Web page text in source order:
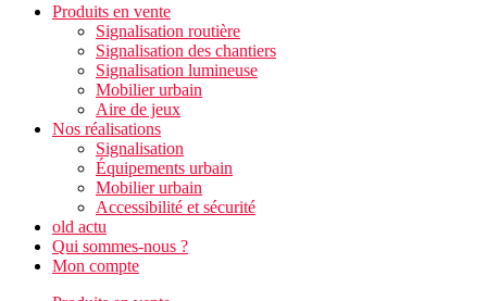
Produits en vente
Signalisation routière
Signalisation des chantiers
Signalisation lumineuse
Mobilier urbain
Aire de jeux
Nos réalisations
Signalisation
Équipements urbain
Mobilier urbain
Accessibilité et sécurité
old actu
Qui sommes-nous ?
Mon compte